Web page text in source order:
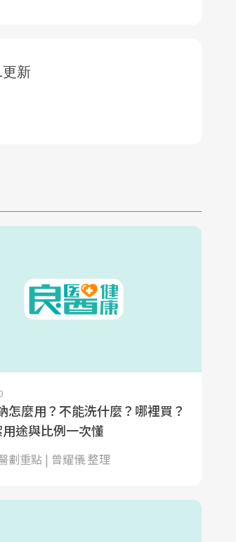
怎麼用？不能洗什麼？哪裡買？
途與比例一次懂
劃重點 | 曾耀儀 整理